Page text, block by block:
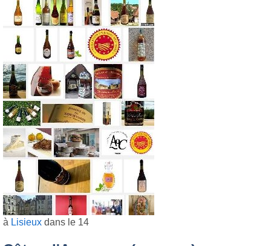
à Lisieux dans le 14